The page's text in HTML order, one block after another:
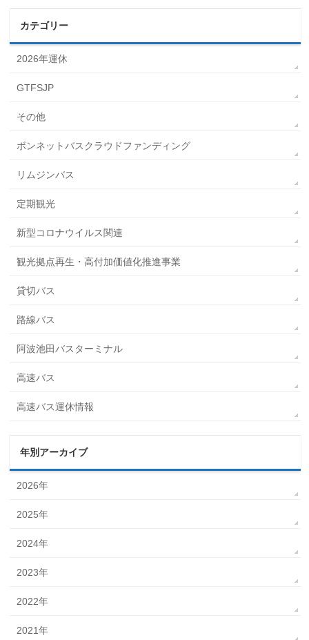
カテゴリー
2026年運休
GTFSJP
その他
ボンネットバスクラウドファンディング
リムジンバス
定期観光
新型コロナウイルス関連
観光拠点再生・高付加価値化推進事業
貸切バス
路線バス
阿波池田バスターミナル
高速バス
高速バス運休情報
年別アーカイブ
2026年
2025年
2024年
2023年
2022年
2021年